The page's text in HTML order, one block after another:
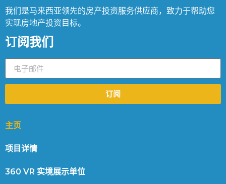
我们是马来西亚领先的房产投资服务供应商，致力于帮助您
实现房地产投资目标。
订阅我们
订阅
主页
项目详情
360 VR 实境展示单位